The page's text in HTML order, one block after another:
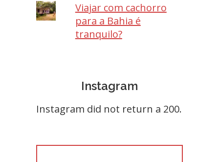
Viajar com cachorro
para a Bahia é
tranquilo?
Instagram
Instagram did not return a 200.